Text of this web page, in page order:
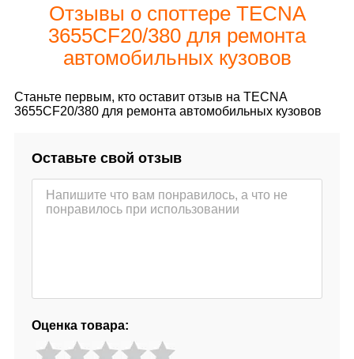
Отзывы о споттере TECNA
3655CF20/380 для ремонта
автомобильных кузовов
Станьте первым, кто оставит отзыв на TECNA
3655CF20/380 для ремонта автомобильных кузовов
Оставьте свой отзыв
Оценка товара: